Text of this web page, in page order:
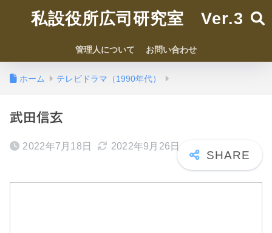
私設役所広司研究室 Ver.3
管理人について お問い合わせ
ホーム テレビドラマ（1990年代）
武田信玄
2022年7月18日 2022年9月26日